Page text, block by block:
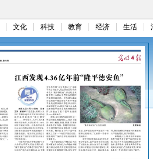
文化 科技 教育 经济 生活